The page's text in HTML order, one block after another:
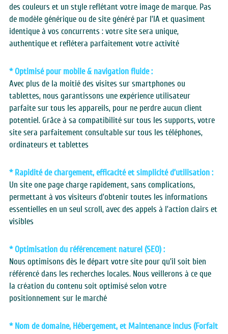
des couleurs et un style reflétant votre image de marque. Pas
de modèle générique ou de site généré par l’IA et quasiment
identique à vos concurrents : votre site sera unique,
authentique et reflétera parfaitement votre activité
* Optimisé pour mobile & navigation fluide :
Avec plus de la moitié des visites sur smartphones ou
tablettes, nous garantissons une expérience utilisateur
parfaite sur tous les appareils, pour ne perdre aucun client
potentiel. Grâce à sa compatibilité sur tous les supports, votre
site sera parfaitement consultable sur tous les téléphones,
ordinateurs et tablettes
* Rapidité de chargement, efficacité et simplicité d’utilisation :
Un site one page charge rapidement, sans complications,
permettant à vos visiteurs d’obtenir toutes les informations
essentielles en un seul scroll, avec des appels à l’action clairs et
visibles
* Optimisation du référencement naturel (SEO) :
Nous optimisons dès le départ votre site pour qu'il soit bien
référencé dans les recherches locales. Nous veillerons à ce que
la création du contenu soit optimisé selon votre
positionnement sur le marché
* Nom de domaine, Hébergement, et Maintenance inclus (Forfait